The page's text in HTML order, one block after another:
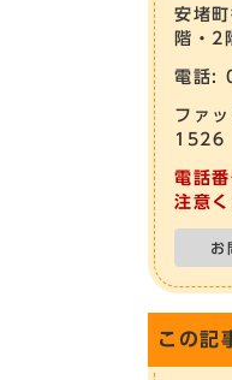
安堵
階・2
電話:
ファ
1526
電話
注意く
お
この記